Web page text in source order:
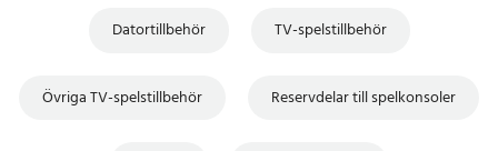
Datortillbehör TV-spelstillbehör
Övriga TV-spelstillbehör Reservdelar till spelkonsoler